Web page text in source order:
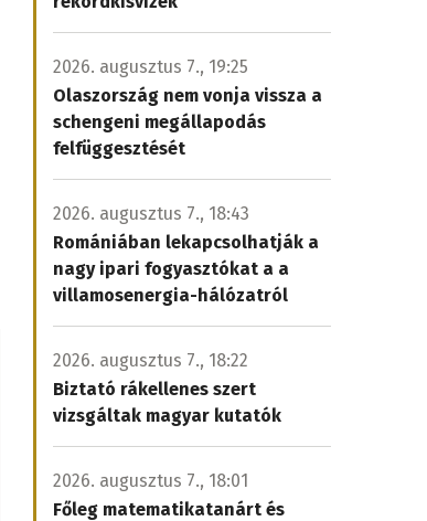
2026. augusztus 7., 19:25
Olaszország nem vonja vissza a
schengeni megállapodás
felfüggesztését
2026. augusztus 7., 18:43
Romániában lekapcsolhatják a
nagy ipari fogyasztókat a a
villamosenergia-hálózatról
2026. augusztus 7., 18:22
Biztató rákellenes szert
vizsgáltak magyar kutatók
2026. augusztus 7., 18:01
Főleg matematikatanárt és